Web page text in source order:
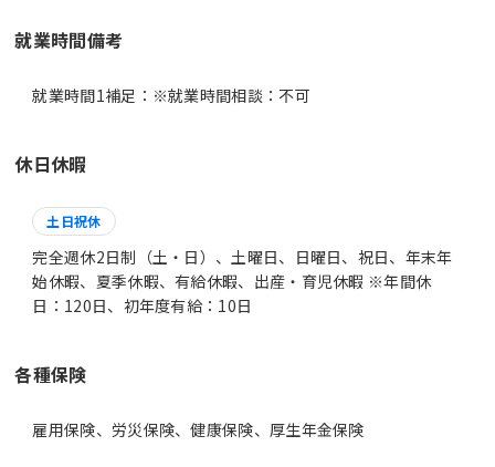
就業時間備考
休日休暇
土日祝休
完全週休2日制（土・日）、土曜日、日曜日、祝日、年末年
始休暇、夏季休暇、有給休暇、出産・育児休暇 ※年間休
日：120日、初年度有給：10日
各種保険
雇用保険、労災保険、健康保険、厚生年金保険